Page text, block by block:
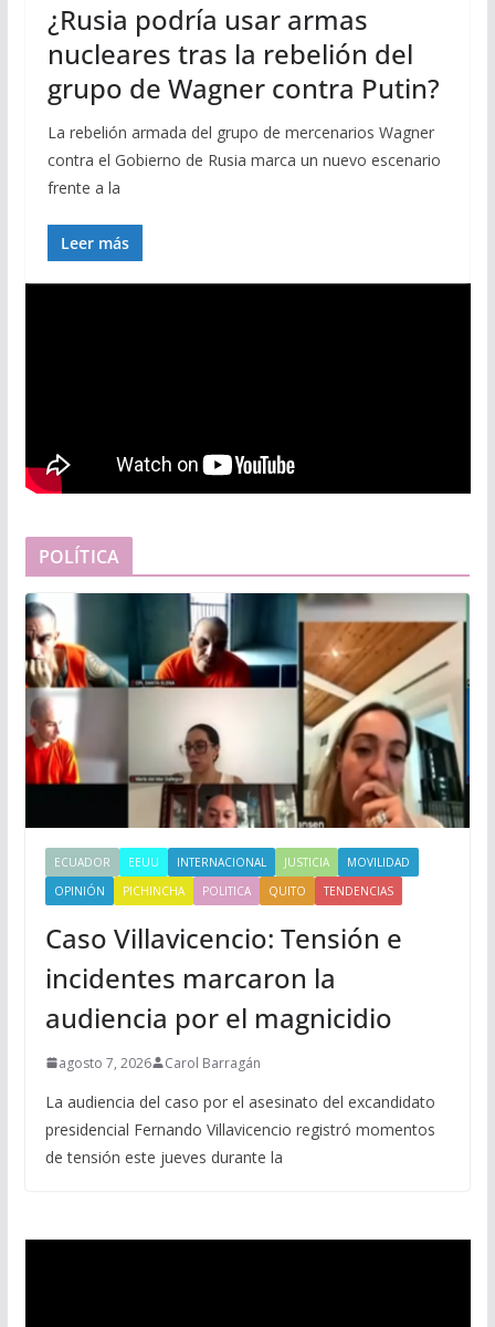
¿Rusia podría usar armas
nucleares tras la rebelión del
grupo de Wagner contra Putin?
La rebelión armada del grupo de mercenarios Wagner
contra el Gobierno de Rusia marca un nuevo escenario
frente a la
Leer más
POLÍTICA
ECUADOR EEUU INTERNACIONAL JUSTICIA
MOVILIDAD
OPINIÓN
PICHINCHA POLITICA QUITO TENDENCIAS
Caso Villavicencio: Tensión e
incidentes marcaron la
audiencia por el magnicidio
agosto 7, 2026 Carol Barragán
La audiencia del caso por el asesinato del excandidato
presidencial Fernando Villavicencio registró momentos
de tensión este jueves durante la